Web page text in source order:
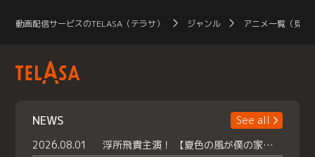
動画配信サービスのTELASA（テラサ） ジャンル アニメ一覧（見放
NEWS
See all
2026.08.01
浮所飛貴主演！ 【夏色の風が僕の家にやってきた】 本日よりテラサで独占配信スタート！